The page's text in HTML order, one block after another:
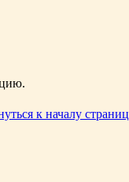
к началу